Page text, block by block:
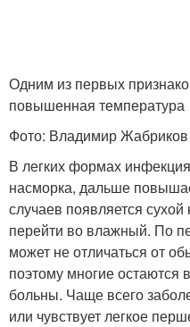
Одним из первых
повышенная температура
Фото: Владимир
В легких формах
насморка, дальше
случаев появляется
перейти во влажный. По
может не отличаться от
поэтому многие остаются
больны. Чаще всего
или чувствует легкое